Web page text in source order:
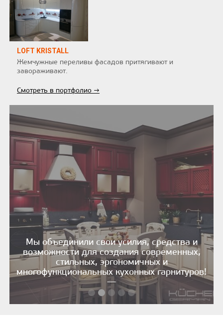
LOFT KRISTALL
Жемчужные переливы фасадов притягивают и
завораживают.
Смотреть в портфолио →
Мы объединили свои усилия, средства и
возможности для создания современных,
стильных, эргономичных и
многофункциональных кухонных гарнитуров!
—